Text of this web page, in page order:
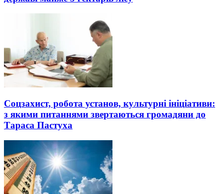
Соцзахист, робота установ, культурні ініціативи:
з якими питаннями звертаються громадяни до
Тараса Пастуха